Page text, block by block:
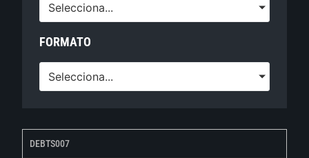
Selecciona...
FORMATO
Selecciona...
DEBTS007